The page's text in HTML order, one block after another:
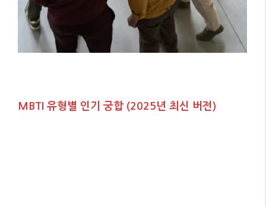
MBTI 유형별 인기 궁합 (2025년 최신 버전)